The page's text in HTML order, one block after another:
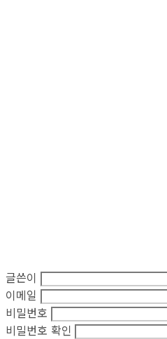
글쓴이
이메일
비밀번호
비밀번호 확인